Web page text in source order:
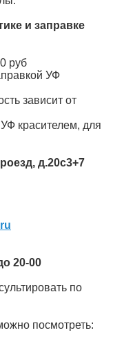
и заправке
руб
УФ
зависит от
красителем, для
д.20с3+7
20-00
по
посмотреть: